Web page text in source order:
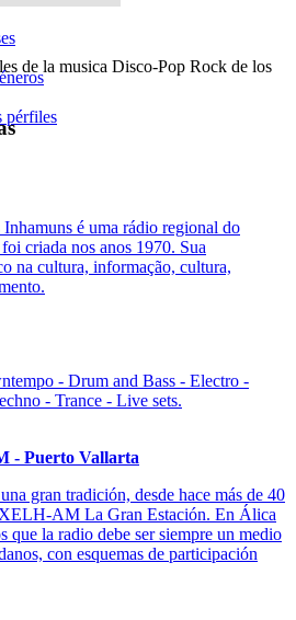
pérfiles
de la musica Disco-Pop Rock de los
é uma rádio regional do
criada nos anos 1970. Sua
na cultura, informação, cultura,
- Drum and Bass - Electro -
- Trance - Live sets.
- Puerto Vallarta
gran tradición, desde hace más de 40
AM La Gran Estación. En Álica
que la radio debe ser siempre un medio
con esquemas de participación